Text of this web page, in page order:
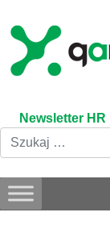
content
Newsletter HR